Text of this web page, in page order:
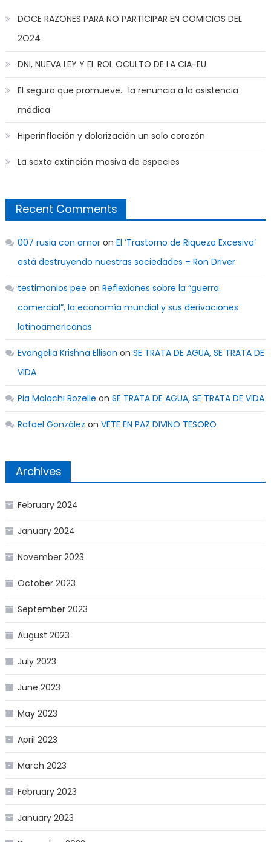
DOCE RAZONES PARA NO PARTICIPAR EN COMICIOS DEL
2O24
DNI, NUEVA LEY Y EL ROL OCULTO DE LA CIA-EU
El seguro que promueve… la renuncia a la asistencia
médica
Hiperinflación y dolarización un solo corazón
La sexta extinción masiva de especies
Recent Comments
007 rusia con amoron El ‘Trastorno de Riqueza Excesiva’
está destruyendo nuestras sociedades – Ron Driver
testimonios pee on Reflexiones sobre la “guerra
comercial”, la economía mundial y sus derivaciones
latinoamericanas
Evangelia Krishna Ellison on SE TRATA DE AGUA, SE TRATA DE
VIDA
Pia Malachi Rozelle on SE TRATA DE AGUA, SE TRATA DE VIDA
Rafael González on VETE EN PAZ DIVINO TESORO
Archives
February 2024
January 2024
November 2023
October 2023
September 2023
August 2023
July 2023
June 2023
May 2023
April 2023
March 2023
February 2023
January 2023